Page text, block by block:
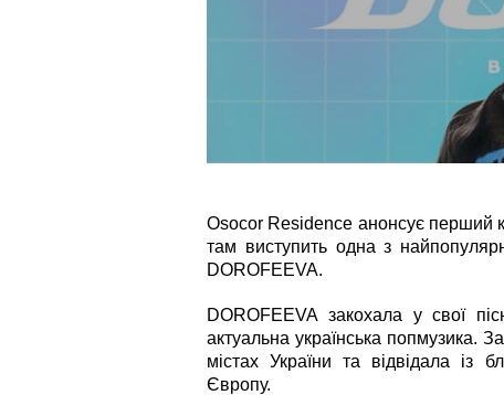
Osocor Residence анонсує перший
там виступить одна з
DOROFEEVA.
DOROFEEVA закохала у свої
актуальна українська попмузика.
містах України та відвідала із
Європу.